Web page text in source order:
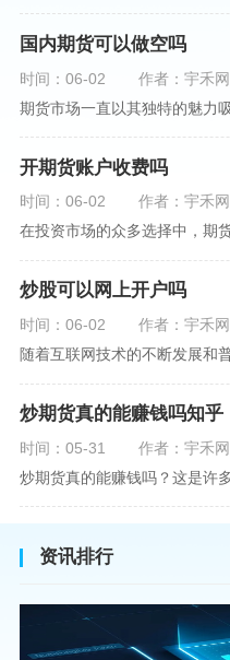
国内期货可以做空吗
时间：06-02
作者：宇禾网
开期货账户收费吗
时间：06-02
作者：宇禾网
炒股可以网上开户吗
时间：06-02
作者：宇禾网
炒期货真的能赚钱吗知乎
时间：05-31
作者：宇禾网
资讯排行